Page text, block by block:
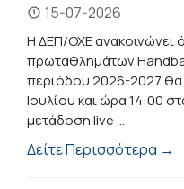
15-07-2026
Η ΔΕΠ/ΟΧΕ ανακοινώνει
πρωταθλημάτων
περιόδου 2026-2027 θα
Ιουλίου και ώρα 14:00
μετάδοση live ...
Δείτε Περισσότερα →